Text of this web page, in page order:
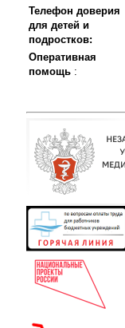
Телефон доверия
для детей и
подростков:
Оперативная
помощь :